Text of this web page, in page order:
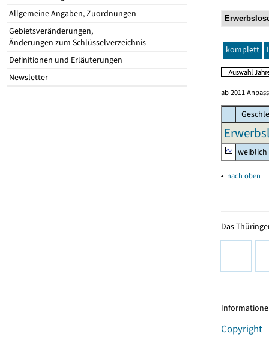
Allgemeine Angaben, Zuordnungen
Gebietsveränderungen,
Änderungen zum Schlüsselverzeichnis
Definitionen und Erläuterungen
Newsletter
komplett
ab 2011
weiblich
▴ nach oben
Das
Copyright